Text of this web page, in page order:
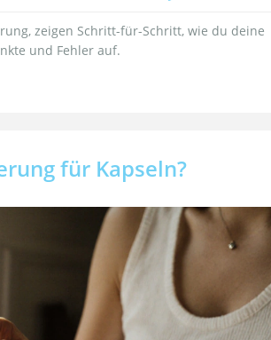
zeigen Schritt-für-Schritt, wie du deine
und Fehler auf.
für Kapseln?